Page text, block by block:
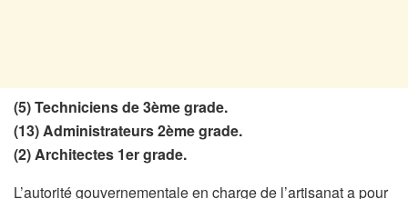
(5) Techniciens de 3ème grade.
(13) Administrateurs 2ème grade.
(2) Architectes 1er grade.
L’autorité gouvernementale en charge de l’artisanat a pour